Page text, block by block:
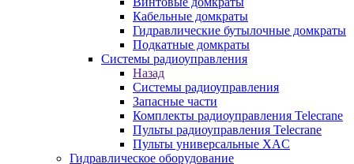
Кабельные домкраты
Гидравлические бутылочные домкраты
Подкатные домкраты
Системы радиоуправления
Назад
Системы радиоуправления
Запасные части
Комплекты радиоуправления Telecrane
Пульты радиоуправления Telecrane
Пульты универсальные XAC
Гидравлическое оборудование